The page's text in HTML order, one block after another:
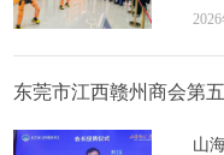
作
东莞市江西赣州商会第
山